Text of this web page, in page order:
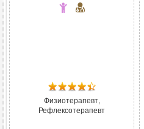
Физиотерапевт,
Рефлексотерапевт